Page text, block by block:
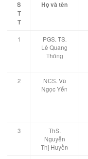
S
T
T
Họ và tên
1
PGS. TS.
Lê Quang
Thông
2
NCS. Vũ
Ngọc Yến
3
ThS.
Nguyễn
Thị Huyền